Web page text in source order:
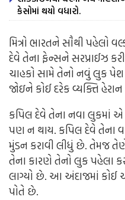
કેસોમાં થયો વધારો.
મિત્રો ભારતને સૌથી પહેલો
દેવે તેના ફેન્સને સરપ્રાઈઝ
ચાહકો સામે તેનો નવું લુક
જોઇને કોઈ દરેક વ્યક્તિ
કપિલ દેવે તેના નવા લુકમાં એ
પણ ન થાય. કપિલ દેવે તેના
મુંડન કરાવી લીધું છે. તેમજ તેણે
તેના કારણે તેનો લુક પહેલા
લાગ્યો છે. આ અંદાજમાં
પોતે છે.